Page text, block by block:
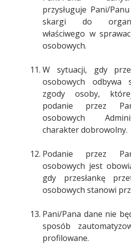
przysługuje Pani/
skargi do
właściwego w
osobowych.
W sytuacji, gdy
osobowych odbywa
zgody osoby,
podanie przez
osobowych
charakter dobrowolny.
Podanie przez
osobowych jest
gdy przesłankę
osobowych stanowi
Pani/Pana dane nie
sposób
profilowane.